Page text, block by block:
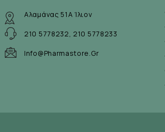
Αλαμάνας 51Α Ίλιον
210 5778232, 210 5778233
Info@pharmastore.gr